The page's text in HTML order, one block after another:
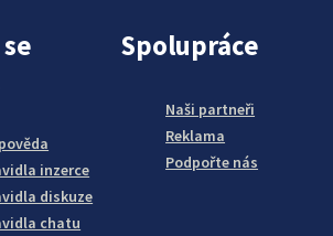
inzerce
diskuze
chatu
Spolupráce
Naši partneři
Reklama
Podpořte nás